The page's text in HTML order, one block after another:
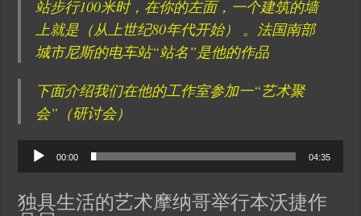
站步行100米时，在你的左面，一个建筑的墙
上就是（从上世纪80年代开始） 。法国南部
城市尼斯的电车站“站名”是他的作品
下面介绍我们在他的工作室参加一“艺术聚
会”（研讨会）
Audio
Player
00:00 04:35
独具生活的艺术摩纳哥举行本沃捷作